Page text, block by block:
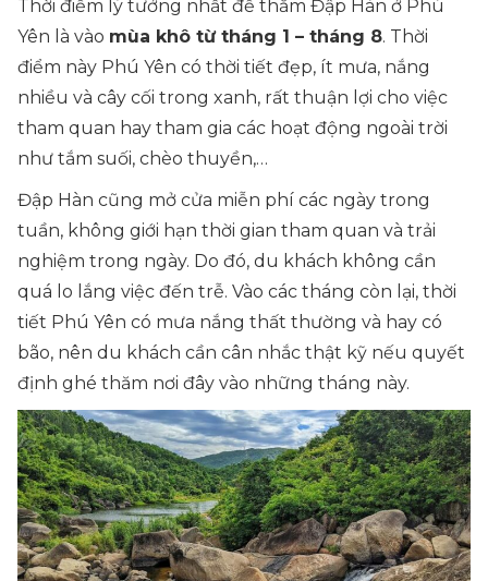
Thời điểm lý tưởng nhất để thăm Đập Hàn ở Phú
Yên là vào mùa khô từ tháng 1 – tháng 8. Thời
điểm này Phú Yên có thời tiết đẹp, ít mưa, nắng
nhiều và cây cối trong xanh, rất thuận lợi cho việc
tham quan hay tham gia các hoạt động ngoài trời
như tắm suối, chèo thuyền,…
Đập Hàn cũng mở cửa miễn phí các ngày trong
tuần, không giới hạn thời gian tham quan và trải
nghiệm trong ngày. Do đó, du khách không cần
quá lo lắng việc đến trễ. Vào các tháng còn lại, thời
tiết Phú Yên có mưa nắng thất thường và hay có
bão, nên du khách cần cân nhắc thật kỹ nếu quyết
định ghé thăm nơi đây vào những tháng này.